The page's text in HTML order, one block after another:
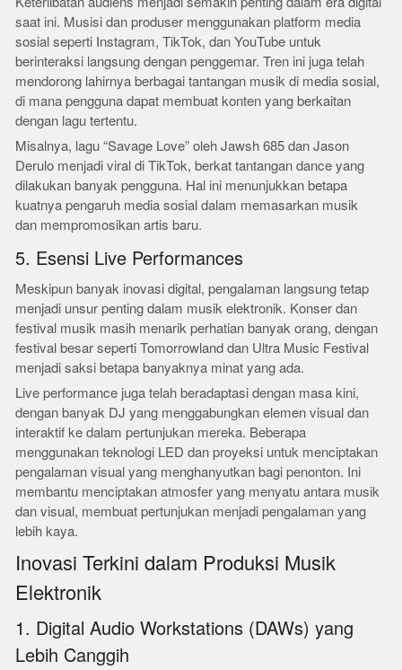
saat ini. Musisi dan produser menggunakan platform media
sosial seperti Instagram, TikTok, dan YouTube untuk
berinteraksi langsung dengan penggemar. Tren ini juga telah
mendorong lahirnya berbagai tantangan musik di media sosial,
di mana pengguna dapat membuat konten yang berkaitan
dengan lagu tertentu.
Misalnya, lagu “Savage Love” oleh Jawsh 685 dan Jason
Derulo menjadi viral di TikTok, berkat tantangan dance yang
dilakukan banyak pengguna. Hal ini menunjukkan betapa
kuatnya pengaruh media sosial dalam memasarkan musik
dan mempromosikan artis baru.
5. Esensi Live Performances
Meskipun banyak inovasi digital, pengalaman langsung tetap
menjadi unsur penting dalam musik elektronik. Konser dan
festival musik masih menarik perhatian banyak orang, dengan
festival besar seperti Tomorrowland dan Ultra Music Festival
menjadi saksi betapa banyaknya minat yang ada.
Live performance juga telah beradaptasi dengan masa kini,
dengan banyak DJ yang menggabungkan elemen visual dan
interaktif ke dalam pertunjukan mereka. Beberapa
menggunakan teknologi LED dan proyeksi untuk menciptakan
pengalaman visual yang menghanyutkan bagi penonton. Ini
membantu menciptakan atmosfer yang menyatu antara musik
dan visual, membuat pertunjukan menjadi pengalaman yang
lebih kaya.
Inovasi Terkini dalam Produksi Musik
Elektronik
1. Digital Audio Workstations (DAWs) yang
Lebih Canggih